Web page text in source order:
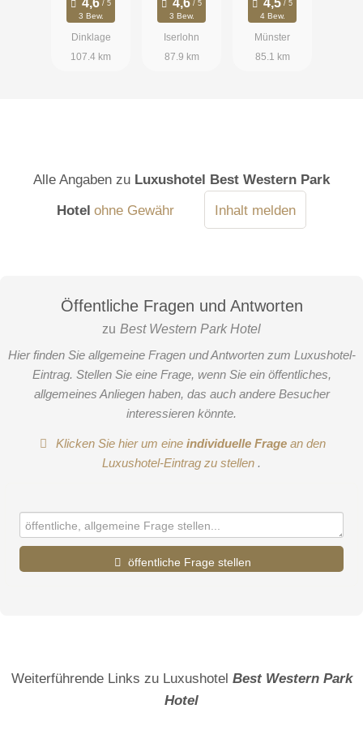
3 Bew.
Dinklage
107.4 km
3 Bew.
Iserlohn
87.9 km
4 Bew.
Münster
85.1 km
Alle Angaben zu Luxushotel Best Western Park
Hotel ohne Gewähr Inhalt melden
Öffentliche Fragen und Antworten
zu Best Western Park Hotel
Hier finden Sie allgemeine Fragen und Antworten zum Luxushotel-
Eintrag. Stellen Sie eine Frage, wenn Sie ein öffentliches,
allgemeines Anliegen haben, das auch andere Besucher
interessieren könnte.
Klicken Sie hier um eineindividuelle Frage an den
Luxushotel-Eintrag zu stellen .
öffentliche Frage stellen
Weiterführende Links zu Luxushotel Best Western Park
Hotel